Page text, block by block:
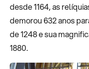
desde 1164, as
demorou 632 anos
de 1248 e sua
1880.